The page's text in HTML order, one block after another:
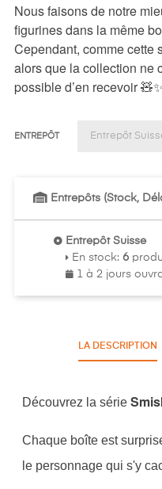
Nous faisons de notre
figurines dans la même
Cependant, comme cette
alors que la collection ne
possible d’en recevoir 🧸✨
ENTREPÔT
Entrepôts (Stock,
Entrepôt Suisse
En stock: 6
1 à 2 jours
LA DESCRIPTION
Découvrez la série
Chaque boîte est
le personnage qui s'y